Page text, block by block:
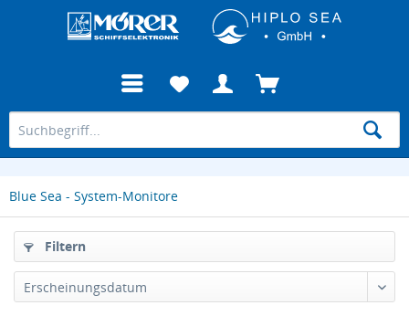
Blue Sea - System-Monitore
Filtern